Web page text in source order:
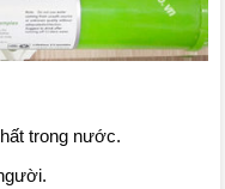
trong nước.